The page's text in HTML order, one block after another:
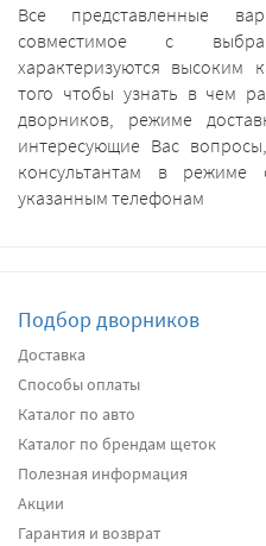
Все представленные
совместимое с
характеризуются высоким
того чтобы узнать в чем
дворников, режиме
интересующие Вас
консультантам в
указанным телефонам
Подбор дворников
Доставка
Способы оплаты
Каталог по авто
Каталог по брендам щеток
Полезная информация
Акции
Гарантия и возврат